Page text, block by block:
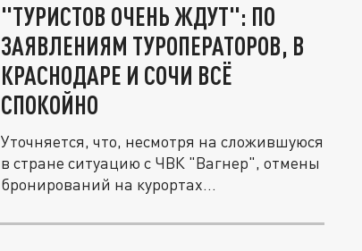
"ТУРИСТОВ ОЧЕНЬ ЖДУТ": ПО
ЗАЯВЛЕНИЯМ ТУРОПЕРАТОРОВ, В
КРАСНОДАРЕ И СОЧИ ВСЁ
СПОКОЙНО
Уточняется, что, несмотря на сложившуюся
в стране ситуацию с ЧВК "Вагнер", отмены
бронирований на курортах...